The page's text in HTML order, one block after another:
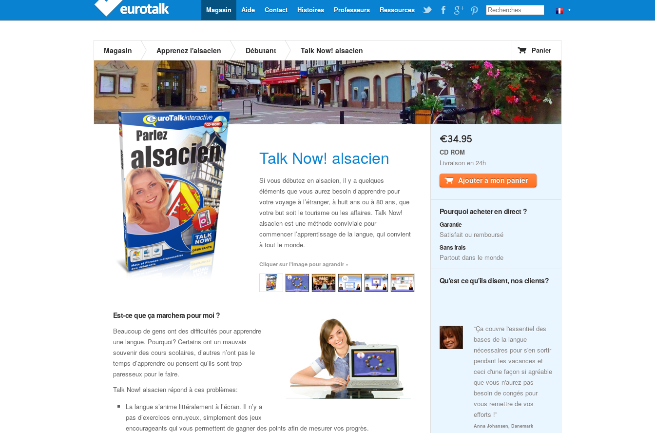
▼
Ressources
Professeurs
Histoires
Contact
Aide
Magasin
Magasin Apprenez l'alsacien Débutant Talk Now! alsacien Panier
Talk Now! alsacien
Si vous débutez en alsacien, il y a quelques
éléments que vous aurez besoin d’apprendre pour
votre voyage à l’étranger, à huit ans ou à 80 ans, que
votre but soit le tourisme ou les affaires. Talk Now!
alsacien est une méthode conviviale pour
commencer l’apprentissage de la langue, qui convient
à tout le monde.
Cliquer sur l'image pour agrandir »
Est-ce que ça marchera pour moi ?
Beaucoup de gens ont des difficultés pour apprendre
une langue. Pourquoi? Certains ont un mauvais
souvenir des cours scolaires, d’autres n’ont pas le
temps d’apprendre ou pensent qu’ils sont trop
paresseux pour le faire.
Talk Now! alsacien répond à ces problèmes:
La langue s’anime littéralement à l’écran. Il n’y a
pas d’exercices ennuyeux, simplement des jeux
encourageants qui vous permettent de gagner des points afin de mesurer vos progrès.
€34.95
CD ROM
Livraison en 24h
Ajouter à mon panier
Pourquoi acheter en direct ?
Garantie
Satisfait ou remboursé
Sans frais
Partout dans le monde
Qu'est ce qu'ils disent, nos clients?
“Ça couvre l'essentiel des
bases de la langue
nécessaires pour s'en sortir
pendant les vacances et
ceci d'une façon si agréable
que vous n'aurez pas
besoin de congés pour
vous remettre de vos
efforts !”
Anna Johansen, Danemark